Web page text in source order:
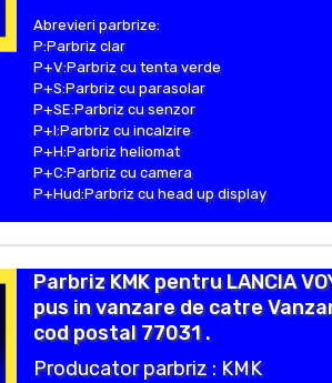
Abrevieri parbrize:
P:Parbriz clar
P+V:Parbriz cu tenta verde
P+S:Parbriz cu parasolar
P+SE:Parbriz cu senzor
P+I:Parbriz cu incalzire
P+H:Parbriz heliomat
P+C:Parbriz cu camera
P+Hud:Parbriz cu head up display
Parbriz KMK pentru LANCIA
pus in vanzare de catre
cod postal 77031 .
Producator parbriz : KMK